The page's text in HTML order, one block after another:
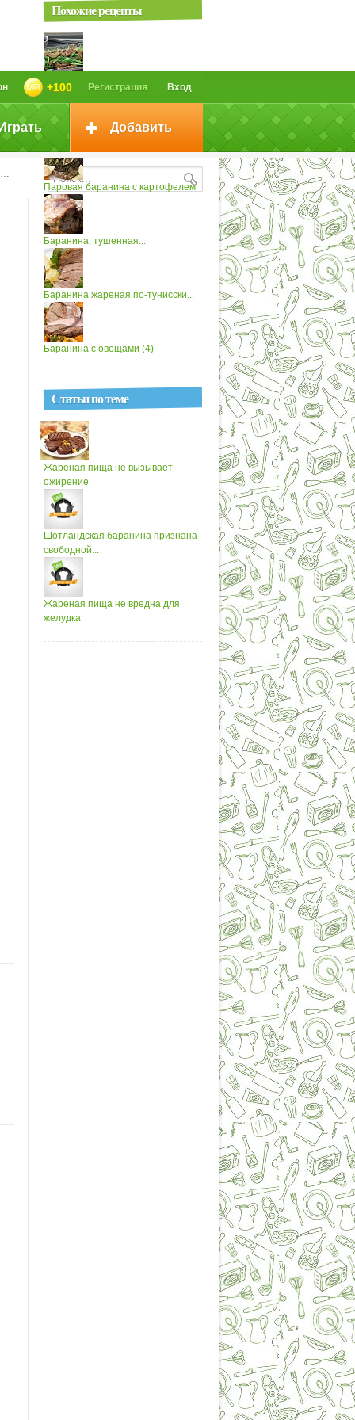
Вход
Регистрация
+100
Добавить
Похожие рецепты
Баранина жареная «Горячий...
Паровая баранина с картофелем
Баранина, тушенная...
Баранина жареная по-тунисски...
Баранина с овощами (4)
Статьи по теме
Жареная пища не вызывает
ожирение
Шотландская баранина признана
свободной...
Жареная пища не вредна для
желудка